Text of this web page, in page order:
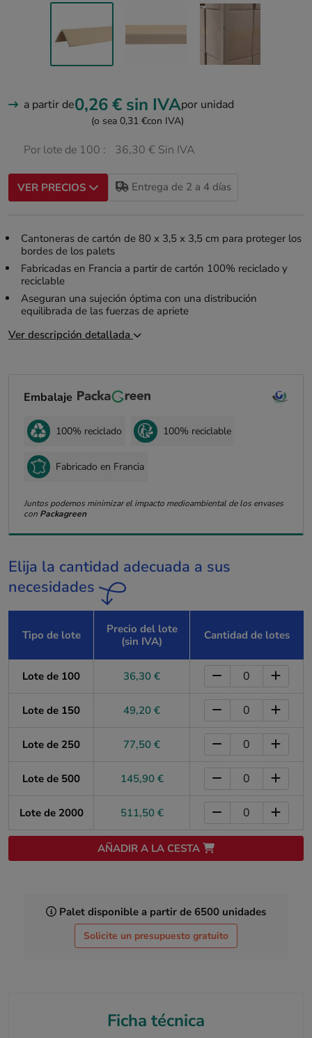
a partir de0,26 € sin IVApor unidad
(o sea 0,31 €con IVA)
Por lote de 100 : 36,30 € Sin IVA
VER PRECIOS Entrega de 2 a 4 días
Cantoneras de cartón de 80 x 3,5 x 3,5 cm para proteger los
bordes de los palets
Fabricadas en Francia a partir de cartón 100% reciclado y
reciclable
Aseguran una sujeción óptima con una distribución
equilibrada de las fuerzas de apriete
Ver descripción detallada
Embalaje
100% reciclado 100% reciclable
Fabricado en Francia
Juntos podemos minimizar el impacto medioambiental de los envases
con Packagreen
Elija la cantidad adecuada a sus
necesidades
Tipo de lote
Precio del lote
(sin IVA)
Cantidad de lotes
Lote de 100 36,30 €
Lote de 150 49,20 €
Lote de 250 77,50 €
Lote de 500 145,90 €
Lote de 2000 511,50 €
AÑADIR A LA CESTA
Palet disponible a partir de 6500 unidades
Solicite un presupuesto gratuito
Ficha técnica